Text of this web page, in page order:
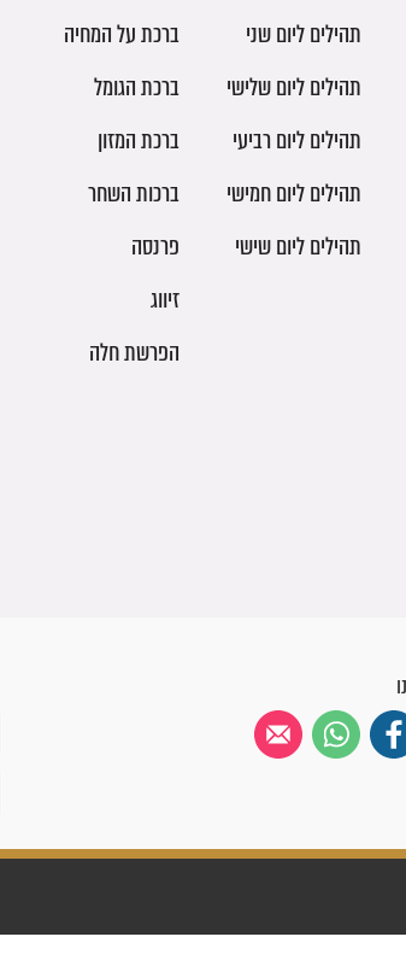
תהילים ליום שני
תהילים ליום שלישי
תהילים ליום רביעי
תהילים ליום חמישי
תהילים ליום שישי
ברכת על המחיה
ברכת הגומל
ברכת המזון
ברכות השחר
פרנסה
זיווג
הפרשת חלה